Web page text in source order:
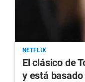
NETFLIX
El clásico de
y está